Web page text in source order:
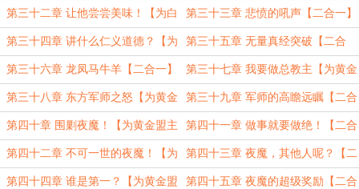
主大表哥加更47、48】 一】
第三十二章 让他尝尝美味！【为白
银盟主大表哥加更49、50完毕！】
第三十三章 悲愤的吼声【二合一】
第三十四章 讲什么仁义道德？【为
黄金盟主wise海晨加更1、2】
第三十五章 无量真经突破【二合
一】
第三十六章 龙凤马牛羊【二合一】 第三十七章 我要做总教主【为黄金
盟主wise海晨加更3、4】
第三十八章 东方军师之怒【为黄金
盟主wise海晨加更5、6】
第三十九章 军师的高瞻远瞩【二合
一】
第四十章 围剿夜魔！【为黄金盟主
wise海晨盟主加更7、8】
第四十一章 做事就要做绝！【二合
一】
第四十二章 不可一世的夜魔！【为
黄金盟主wise海晨加更9、10】
第四十三章 夜魔，其他人呢？【二
合一】
第四十四章 谁是第一？【为黄金盟 第四十五章 夜魔的超级奖励【二合